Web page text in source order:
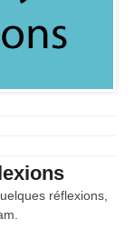
réflexions,